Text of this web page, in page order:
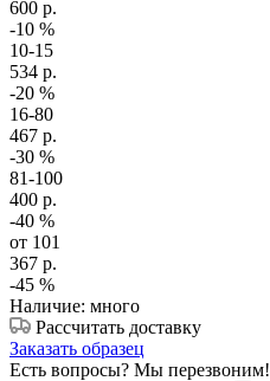
600 р.
-10 %
10-15
534 р.
-20 %
16-80
467 р.
-30 %
81-100
400 р.
-40 %
от 101
367 р.
-45 %
Наличие: много
Рассчитать доставку
Заказать образец
Есть вопросы? Мы перезвоним!